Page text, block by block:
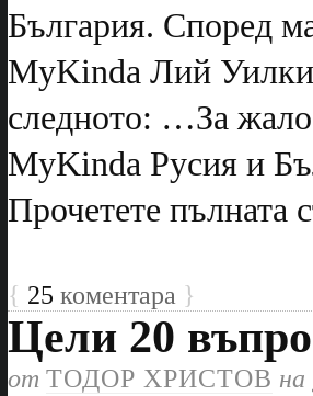
България. Според
MyKinda Лий
следното: …За
MyKinda Русия и
Прочетете пълната
{ 25 коментара }
Цели 20
от ТОДОР ХРИСТОВ на